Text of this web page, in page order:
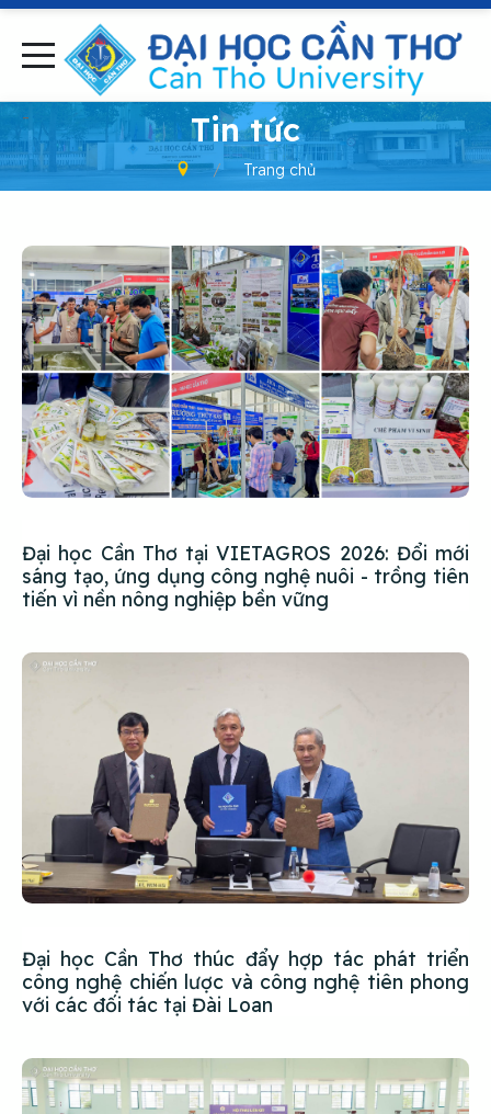
- Tin tức
Trang chủ
Đại học Cần Thơ tại VIETAGROS 2026: Đổi mới
sáng tạo, ứng dụng công nghệ nuôi - trồng tiên
tiến vì nền nông nghiệp bền vững
Đại học Cần Thơ thúc đẩy hợp tác phát triển
công nghệ chiến lược và công nghệ tiên phong
với các đối tác tại Đài Loan